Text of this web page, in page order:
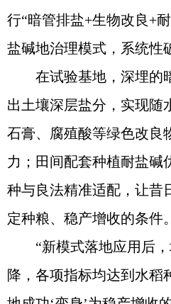
行“暗管排盐+生物改良+
盐碱地治理模式，系统性
在试验基地，深埋的
出土壤深层盐分，实现随
石膏、腐殖酸等绿色改良
力；田间配套种植耐盐碱
种与良法精准适配，让昔
定种粮、稳产增收的条件。
“新模式落地应用后
降，各项指标均达到水稻